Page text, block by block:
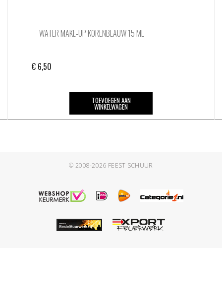
WATER MAKE-UP KORENBLAUW 15 ML
€ 6,50
TOEVOEGEN AAN
WINKELWAGEN
© 2008-2026 FEEST SCHUUR